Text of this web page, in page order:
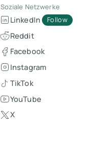
Soziale Netzwerke
LinkedIn Follow
Reddit
Facebook
Instagram
TikTok
YouTube
X